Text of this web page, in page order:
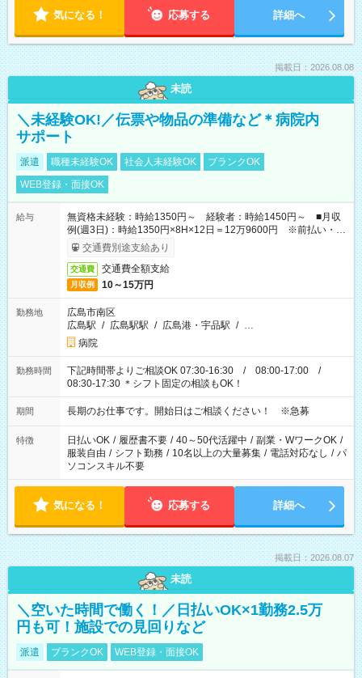
気になる！ 応募する 詳細へ
掲載日：2026.08.08
未読
＼未経験OK!／伝票や物品の準備など＊病院内
サポート
派遣 職種未経験OK 社会人未経験OK
ブランクOK
WEB登録・面接OK
給与
無資格未経験：時給1350円～ 経験者：時給1450円～ ■月収
例(週3日)：時給1350円×8H×12日＝12万9600円 ※前払い・日
払い・週払いOK
交通費別途支給あり
交通費 交通費全額支給
月収例 10～15万円
勤務地
広島市南区
広島駅 / 広島駅駅 / 広島港・宇品駅 / …
病院
勤務時間
下記時間帯よりご相談OK 07:30-16:30 / 08:00-17:00 /
08:30-17:30 ＊シフト固定の相談もOK！
期間 長期のお仕事です。開始日はご相談ください！ ※急募
特徴 日払いOK / 履歴書不要 / 40～50代活躍中 / 副業・WワークOK /
服装自由 / シフト勤務 / 10名以上の大量募集 / 電話対応なし / パ
ソコンスキル不要
気になる！ 応募する 詳細へ
掲載日：2026.08.07
未読
＼空いた時間で働く！／日払いOK×1勤務2.5万
円も可！施設での見回りなど
派遣 ブランクOK WEB登録・面接OK